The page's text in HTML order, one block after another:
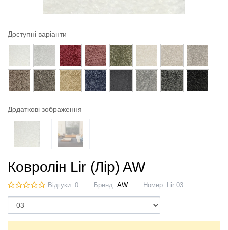
Доступні варіанти
Додаткові зображення
Ковролін Lir (Лір) AW
Відгуки: 0 Бренд: AW Номер: Lir 03